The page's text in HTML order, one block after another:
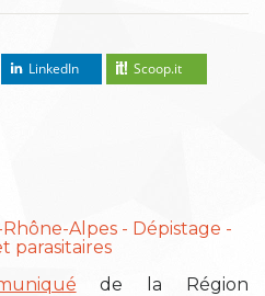
LinkedIn
Scoop.it
Alpes
Dépistage
parasitaires
de la Région